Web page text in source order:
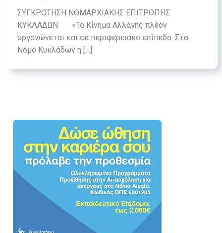
ΣΥΓΚΡΟΤΗΣΗ ΝΟΜΑΡΧΙΑΚΗΣ ΕΠΙΤΡΟΠΗΣ
ΚΥΚΛΑΔΩΝ «Το Κίνημα Αλλαγής πλέον
οργανώνεται και σε περιφερειακό επίπεδο. Στο
Νόμο Κυκλάδων η […]